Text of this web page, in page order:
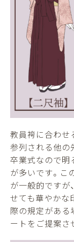
教員袴に合わせ
参列される他の
卒業式なので明
が多いです。こ
が一般的ですが
せても華やかな
際の規定がある
ートをご提案さ